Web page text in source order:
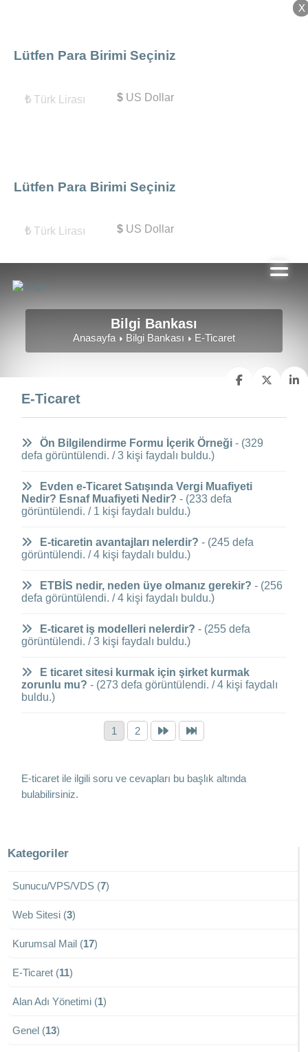
X
Lütfen Para Birimi Seçiniz
₺ Türk Lirası $US Dollar
X
Lütfen Para Birimi Seçiniz
₺ Türk Lirası $US Dollar
Bilgi Bankası
Anasayfa Bilgi Bankası E-Ticaret
E-Ticaret
Ön Bilgilendirme Formu İçerik Örneği - (329
defa görüntülendi. / 3 kişi faydalı buldu.)
Evden e-Ticaret Satışında Vergi Muafiyeti
Nedir? Esnaf Muafiyeti Nedir? - (233 defa
görüntülendi. / 1 kişi faydalı buldu.)
E-ticaretin avantajları nelerdir? - (245 defa
görüntülendi. / 4 kişi faydalı buldu.)
ETBİS nedir, neden üye olmanız gerekir? - (256
defa görüntülendi. / 4 kişi faydalı buldu.)
E-ticaret iş modelleri nelerdir? - (255 defa
görüntülendi. / 3 kişi faydalı buldu.)
E ticaret sitesi kurmak için şirket kurmak
zorunlu mu? - (273 defa görüntülendi. / 4 kişi faydalı
buldu.)
1 2
E-ticaret ile ilgili soru ve cevapları bu başlık altında
bulabilirsiniz.
Kategoriler
Sunucu/VPS/VDS (7)
Web Sitesi (3)
Kurumsal Mail (17)
E-Ticaret (11)
Alan Adı Yönetimi (1)
Genel (13)